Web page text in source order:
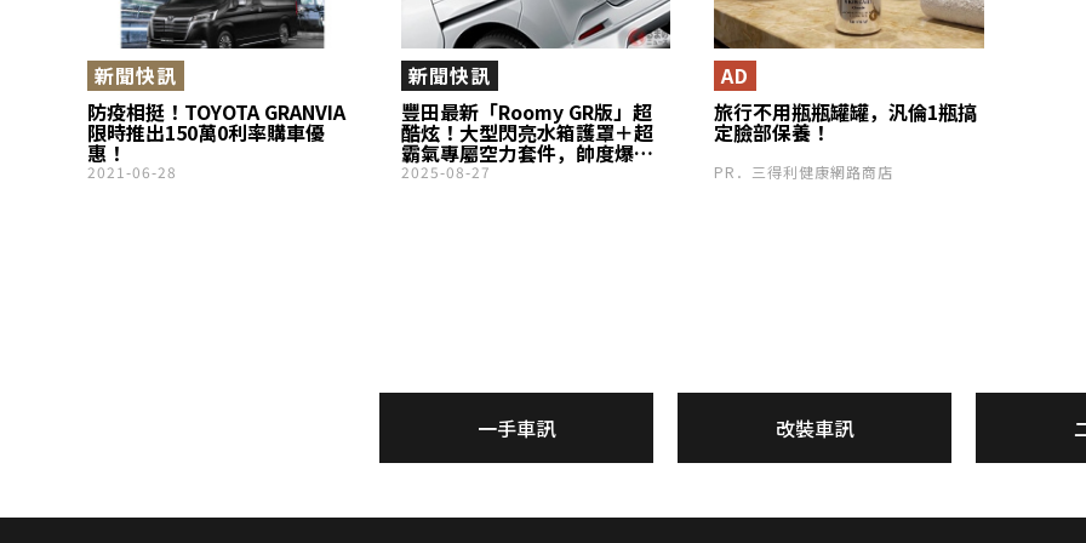
防疫相挺！TOYOTA GRANVIA
限時推出150萬0利率購車優
惠！
新聞快訊
2021-06-28
豐田最新「Roomy GR版」超
酷炫！大型閃亮水箱護罩＋超
霸氣專屬空力套件，帥度爆
表！還有性能提升的專屬Logo
新聞快訊
2025-08-27
旅行不用瓶瓶罐罐，汎倫1瓶搞
定臉部保養！
AD
PR．三得利健康網路商店
一手車訊 改裝車訊